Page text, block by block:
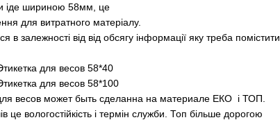
іде шириною 58мм, це
для витратного матеріалу.
в залежності від від обсягу інформації яку треба помістити.
для весов 58*40
для весов 58*100
весов может быть сделанна на материале ЕКО і ТОП.
це вологостійкість і термін служби. Топ більше дорогою